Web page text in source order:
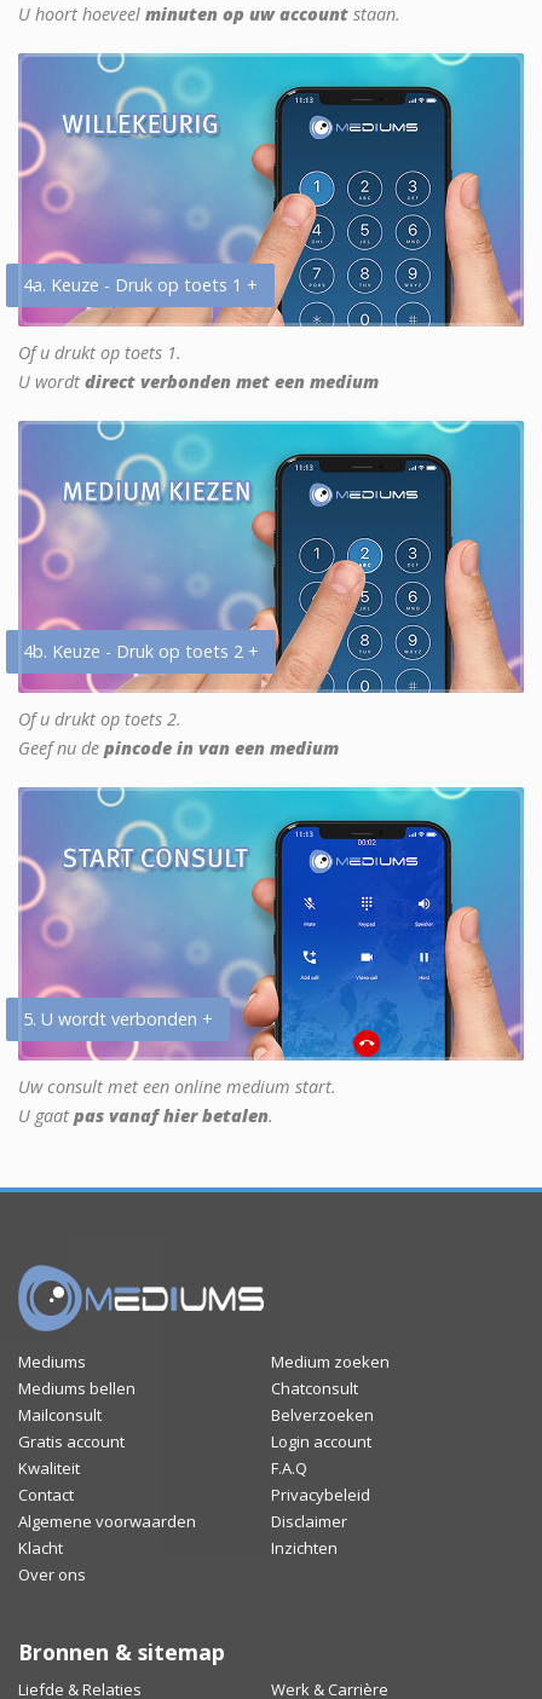
U hoort hoeveel minuten op uw account staan.
4a. Keuze - Druk op toets 1 +
Of u drukt op toets 1.
U wordt direct verbonden met een medium
4b. Keuze - Druk op toets 2 +
Of u drukt op toets 2.
Geef nu de pincode in van een medium
5. U wordt verbonden +
Uw consult met een online medium start.
U gaat pas vanaf hier betalen.
Mediums
Medium zoeken
Mediums bellen
Chatconsult
Mailconsult
Belverzoeken
Gratis account
Login account
Kwaliteit
F.A.Q
Contact
Privacybeleid
Algemene voorwaarden
Disclaimer
Klacht
Inzichten
Over ons
Bronnen & sitemap
Liefde & Relaties Werk & Carrière